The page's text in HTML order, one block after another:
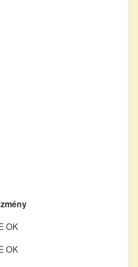
OK
OK